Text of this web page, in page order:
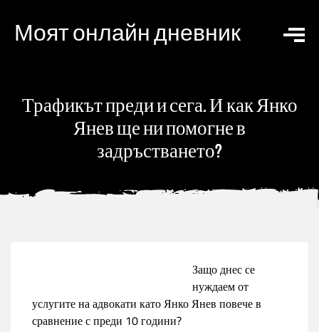
Моят онлайн дневник
Трафикът преди и сега. И как Янко
Янев ще ни помогне в
задръстването?
Защо днес се
нуждаем от
услугите на адвокати като Янко Янев повече в
сравнение с преди 10 години?